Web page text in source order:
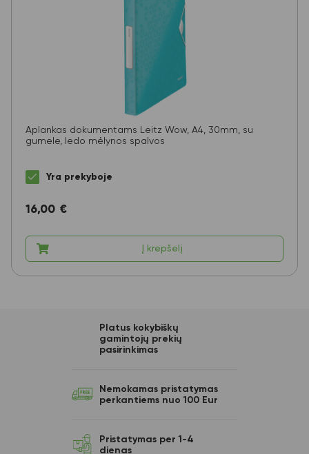
Aplankas dokumentams Leitz Wow, A4, 30mm, su
gumele, ledo mėlynos spalvos
Yra prekyboje
16,00 €
Į krepšelį
Platus kokybiškų
gamintojų prekių
pasirinkimas
Nemokamas pristatymas
perkantiems nuo 100 Eur
Pristatymas per 1-4
dienas